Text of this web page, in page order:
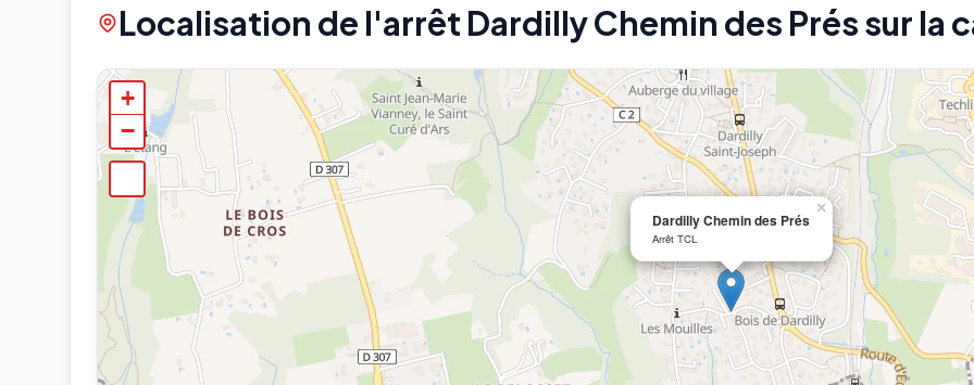
Localisation de l'arrêt Dardilly Chemin des Prés sur la
Dardilly Chemin des Prés
Arrêt TCL
×
+
−